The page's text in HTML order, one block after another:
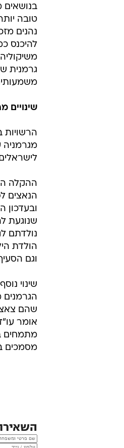
בנושאים
טובה
נהנים
להיכנס
גרמנית
שינויים
הרשויות
ההקלה
ובעדכון
שנוגעת
נולדתם
הולדת
וגם
שינוי
הגרמנים
שהם
אומר
מתמחים
מסמכים